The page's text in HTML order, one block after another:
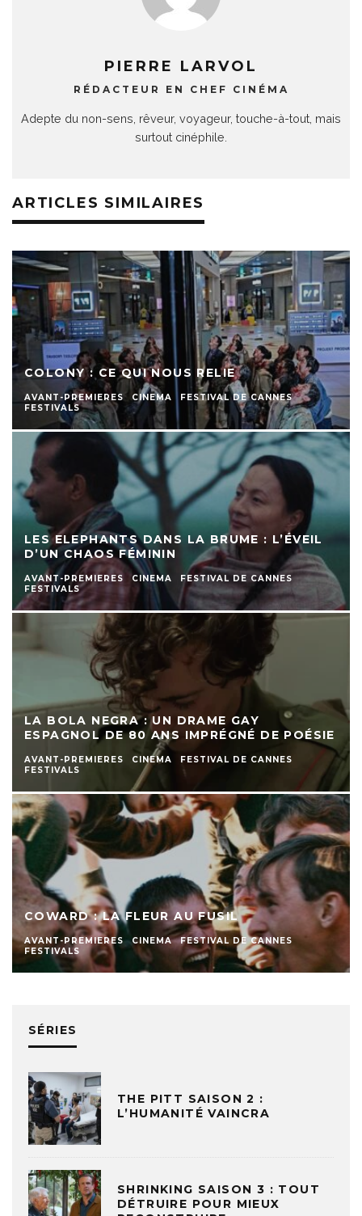
PIERRE LARVOL
RÉDACTEUR EN CHEF CINÉMA
Adepte du non-sens, rêveur, voyageur, touche-à-tout, mais
surtout cinéphile.
ARTICLES SIMILAIRES
COLONY : CE QUI NOUS RELIE
AVANT-PREMIERES CINEMA
FESTIVAL DE CANNES
FESTIVALS
LES ELEPHANTS DANS LA BRUME : L’ÉVEIL
D’UN CHAOS FÉMININ
AVANT-PREMIERES CINEMA
FESTIVAL DE CANNES
FESTIVALS
LA BOLA NEGRA : UN DRAME GAY
ESPAGNOL DE 80 ANS IMPRÉGNÉ DE POÉSIE
AVANT-PREMIERES CINEMA
FESTIVAL DE CANNES
FESTIVALS
COWARD : LA FLEUR AU FUSIL
AVANT-PREMIERES CINEMA
FESTIVAL DE CANNES
FESTIVALS
SÉRIES
THE PITT SAISON 2 :
L’HUMANITÉ VAINCRA
SHRINKING SAISON 3 : TOUT
DÉTRUIRE POUR MIEUX